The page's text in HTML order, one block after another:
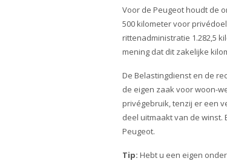
Voor de Peugeot houdt de
500 kilometer voor
rittenadministratie 1.282,5
mening dat dit zakelijke
De Belastingdienst en de
de eigen zaak voor woon-
privégebruik, tenzij er een
deel uitmaakt van de winst.
Peugeot.
Tip: Hebt u een eigen